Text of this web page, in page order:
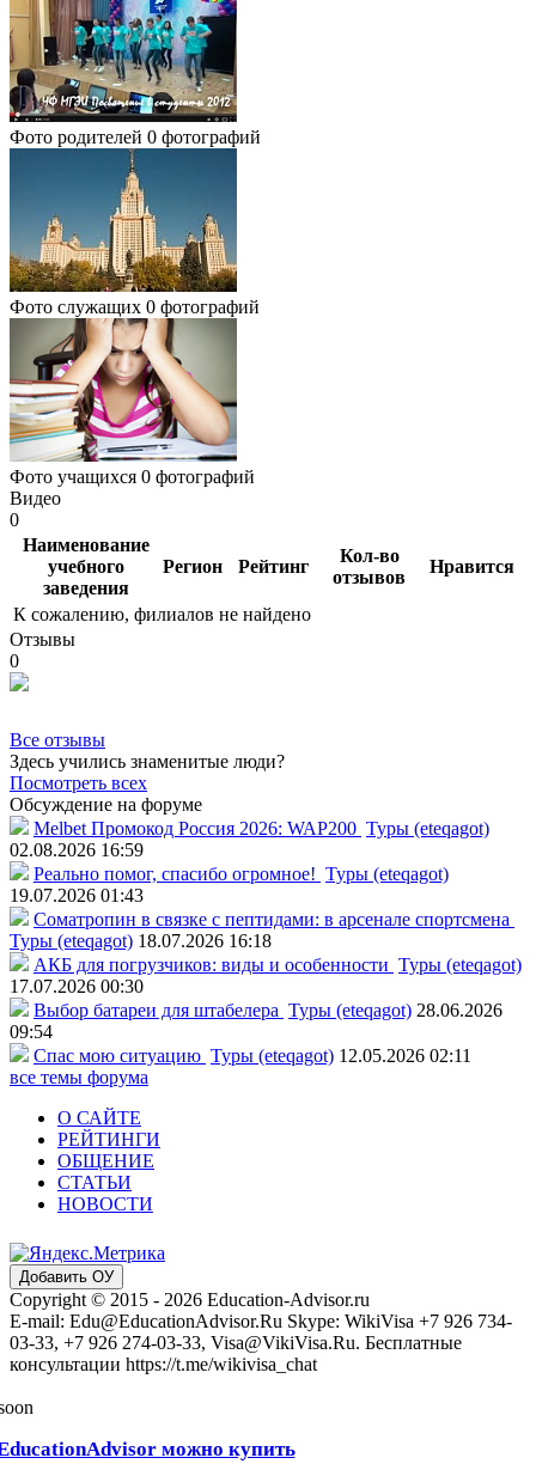
Фото родителей 0 фотографий
Фото служащих 0 фотографий
Фото учащихся 0 фотографий
Видео
0
Наименование
учебного
заведения
Регион Рейтинг
Кол-во
отзывов
Нравится
К сожалению, филиалов не найдено
Отзывы
0
Все отзывы
Здесь учились знаменитые люди?
Посмотреть всех
Обсуждение на форуме
Melbet Промокод Россия 2026: WAP200 Туры (eteqagot)
02.08.2026 16:59
Реально помог, спасибо огромное! Туры (eteqagot)
19.07.2026 01:43
Соматропин в связке с пептидами: в арсенале спортсмена
Туры (eteqagot) 18.07.2026 16:18
АКБ для погрузчиков: виды и особенности Туры (eteqagot)
17.07.2026 00:30
Выбор батареи для штабелера Туры (eteqagot) 28.06.2026
09:54
Спас мою ситуацию Туры (eteqagot) 12.05.2026 02:11
все темы форума
О САЙТЕ
РЕЙТИНГИ
ОБЩЕНИЕ
СТАТЬИ
НОВОСТИ
Добавить ОУ
Copyright © 2015 - 2026 Education-Advisor.ru
E-mail: Edu@EducationAdvisor.Ru Skype: WikiVisa +7 926 734-
03-33, +7 926 274-03-33, Visa@VikiVisa.Ru. Бесплатные
консультации https://t.me/wikivisa_chat
можно купить